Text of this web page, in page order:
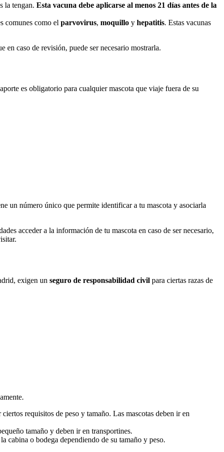
la tengan. Esta vacuna debe aplicarse al menos 21 días antes de la
comunes como el parvovirus, moquillo y hepatitis. Estas vacunas
en caso de revisión, puede ser necesario mostrarla.
es obligatorio para cualquier mascota que viaje fuera de su
un número único que permite identificar a tu mascota y asociarla
acceder a la información de tu mascota en caso de ser necesario,
exigen un seguro de responsabilidad civil para ciertas razas de
requisitos de peso y tamaño. Las mascotas deben ir en
tamaño y deben ir en transportines.
cabina o bodega dependiendo de su tamaño y peso.